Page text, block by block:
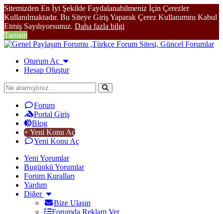
Sitemizden En İyi Şekilde Faydalanabilmeniz İçin Çerezler
Kullanılmaktadır. Bu Siteye Giriş Yaparak Çerez Kullanımını Kabul
Etmiş Sayılıyorsunuz. Daha fazla bilgi
Tamam
Oturum Aç
Hesap Oluştur
Forum
Portal Giriş
Blog
+ Yeni Konu Aç
Yeni Konu Aç
Yeni Yorumlar
Bugünkü Yorumlar
Forum Kuralları
Yardım
Diğer
Bize Ulaşın
Forumda Reklam Ver